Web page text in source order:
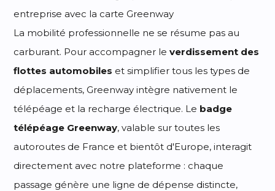
La mobilité professionnelle ne se résume pas au
carburant. Pour accompagner leverdissement des
flottes automobiles et simplifier tous les types de
déplacements, Greenway intègre nativement le
télépéage et la recharge électrique. Le badge
télépéage Greenway, valable sur toutes les
autoroutes de France et bientôt d'Europe, interagit
directement avec notre plateforme : chaque
passage génère une ligne de dépense distincte,